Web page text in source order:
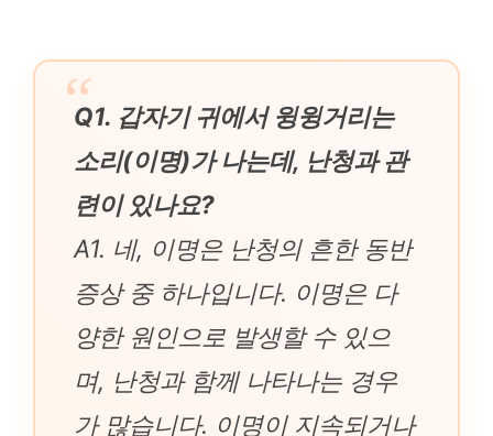
Q1. 갑자기 귀에서 윙윙거리는
소리(이명)가 나는데, 난청과 관
련이 있나요?
A1. 네, 이명은 난청의 흔한 동반
증상 중 하나입니다. 이명은 다
양한 원인으로 발생할 수 있으
며, 난청과 함께 나타나는 경우
가 많습니다. 이명이 지속되거나